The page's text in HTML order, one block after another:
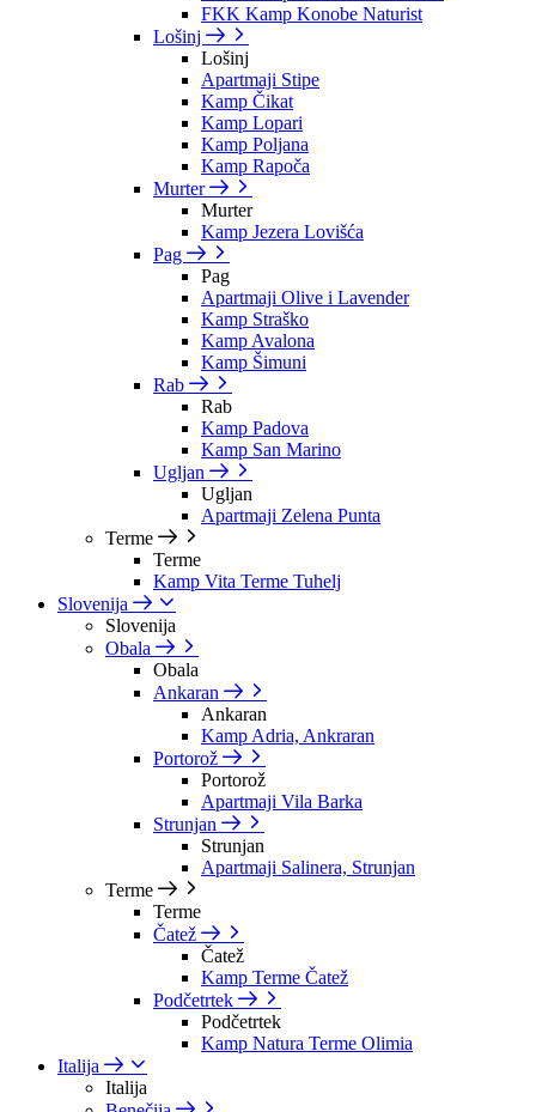
FKK Kamp Konobe Naturist
Lošinj
Lošinj
Apartmaji Stipe
Kamp Čikat
Kamp Lopari
Kamp Poljana
Kamp Rapoča
Murter
Murter
Kamp Jezera Lovišća
Pag
Pag
Apartmaji Olive i Lavender
Kamp Straško
Kamp Avalona
Kamp Šimuni
Rab
Rab
Kamp Padova
Kamp San Marino
Ugljan
Ugljan
Apartmaji Zelena Punta
Terme
Terme
Kamp Vita Terme Tuhelj
Slovenija
Slovenija
Obala
Obala
Ankaran
Ankaran
Kamp Adria, Ankraran
Portorož
Portorož
Apartmaji Vila Barka
Strunjan
Strunjan
Apartmaji Salinera, Strunjan
Terme
Terme
Čatež
Čatež
Kamp Terme Čatež
Podčetrtek
Podčetrtek
Kamp Natura Terme Olimia
Italija
Italija